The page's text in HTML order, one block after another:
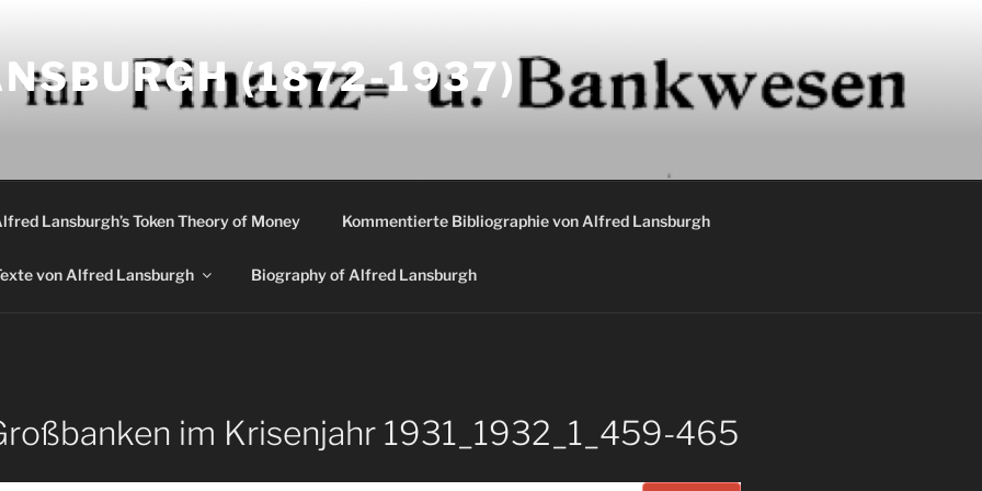
(1872-1937)
Lansburgh’s Token Theory of Money Kommentierte Bibliographie von Alfred Lansburgh
von Alfred Lansburgh Biography of Alfred Lansburgh
im Krisenjahr 1931_1932_1_459-465